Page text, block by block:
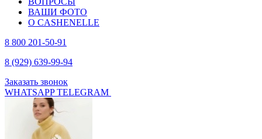
ВАШИ ФОТО
О CASHENELLE
8 800 201-50-91
8 (929) 639-99-94
Заказать звонок
WHATSAPPTELEGRAM